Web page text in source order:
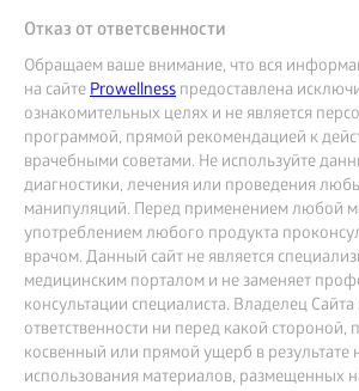
Отказ от ответсвенности
Обращаем ваше внимание, что вся
на сайтеProwellness предоставлена
ознакомительных целях и не является
программой, прямой рекомендацией к
врачебными советами. Не используйте
диагностики, лечения или проведения
манипуляций. Перед применением любой
употреблением любого продукта
врачом. Данный сайт не является
медицинским порталом и не заменяет
консультации специалиста. Владелец Сайта
ответственности ни перед какой стороной,
косвенный или прямой ущерб в результате
использования материалов, размещенных